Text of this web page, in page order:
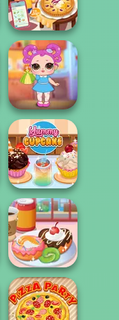
Halloween
Grandma Recipe
Apple Pie
Baby Holly
Feeding Time
Yummy Cupcake
Yummy Donut